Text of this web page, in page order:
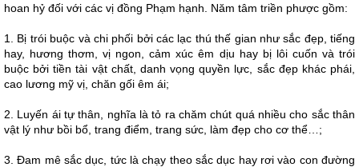
hoan hỷ đối với các vị đồng Phạm hạnh. Năm tâm triền phược gồm:
1. Bị trói buộc và chi phối bởi các lạc thú thế gian như sắc đẹp, tiếng
hay, hương thơm, vị ngon, cảm xúc êm dịu hay bị lôi cuốn và trói
buộc bởi tiền tài vật chất, danh vọng quyền lực, sắc đẹp khác phái,
cao lương mỹ vị, chăn gối êm ái;
2. Luyến ái tự thân, nghĩa là tỏ ra chăm chút quá nhiều cho sắc thân
vật lý như bồi bổ, trang điểm, trang sức, làm đẹp cho cơ thể…;
3. Đam mê sắc dục, tức là chạy theo sắc dục hay rơi vào con đường